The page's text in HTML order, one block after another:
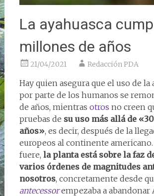
La ayahuasca
millones de años
21/04/2021 Redacción PDA
Hay quien asegura que el uso de la
por parte de los humanos se
de años, mientras otros no creen
pruebas de su uso más allá de
años», es decir, después de la
europeos al continente americano.
fuere, la planta está sobre la faz
varios órdenes de magnitudes
nosotros, concretamente desde
antecessor empezaba a abandonar